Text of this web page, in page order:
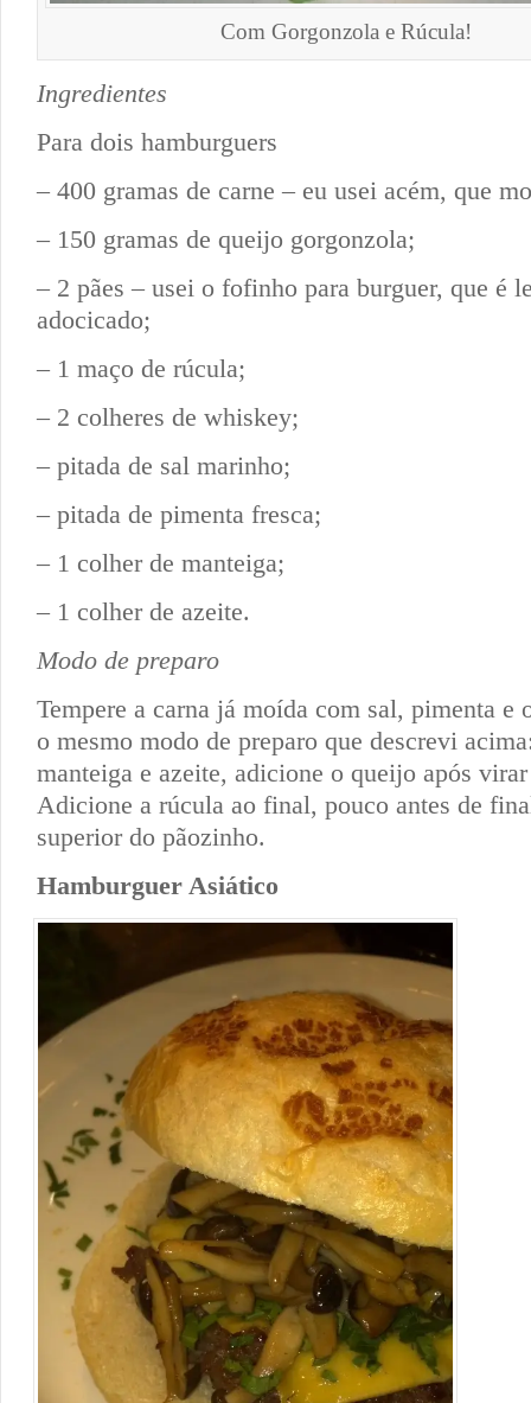
Com Gorgonzola e Rúcula!
Ingredientes
Para dois hamburguers
– 400 gramas de carne – eu usei acém, que
– 150 gramas de queijo gorgonzola;
– 2 pães – usei o fofinho para burguer, que é
adocicado;
– 1 maço de rúcula;
– 2 colheres de whiskey;
– pitada de sal marinho;
– pitada de pimenta fresca;
– 1 colher de manteiga;
– 1 colher de azeite.
Modo de preparo
Tempere a carna já moída com sal, pimenta e
o mesmo modo de preparo que descrevi
manteiga e azeite, adicione o queijo após
Adicione a rúcula ao final, pouco antes de
superior do pãozinho.
Hamburguer Asiático